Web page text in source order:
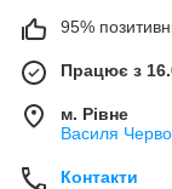
95%
Працює з
м. Рівне
Василя
Контакти